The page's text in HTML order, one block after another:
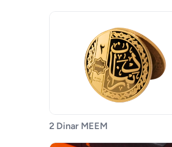
2 Dinar MEEM